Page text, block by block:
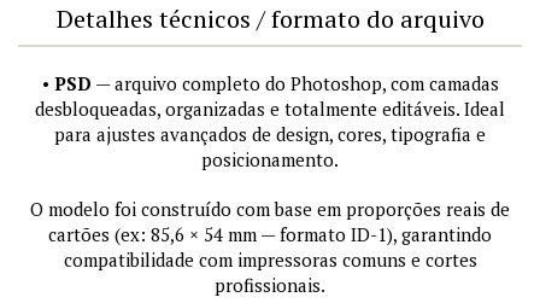
Detalhes técnicos / formato do arquivo
• PSD — arquivo completo do Photoshop, com camadas
desbloqueadas, organizadas e totalmente editáveis. Ideal
para ajustes avançados de design, cores, tipografia e
posicionamento.
O modelo foi construído com base em proporções reais de
cartões (ex: 85,6 × 54 mm — formato ID-1), garantindo
compatibilidade com impressoras comuns e cortes
profissionais.